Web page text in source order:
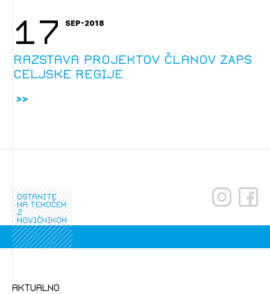
17 SEP-2018
Razstava projektov članov ZAPS
celjske regije
ostanite
na tekočem
z
novičnikom
aktualno